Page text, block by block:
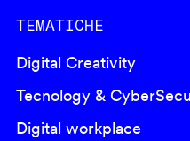
TEMATICHE
Digital Creativity
Tecnology &
Digital workplace